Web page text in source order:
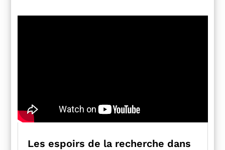
Les espoirs de la recherche dans